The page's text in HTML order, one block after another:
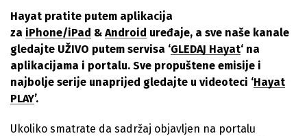
Hayat pratite putem aplikacija
za iPhone/iPad & Android uređaje, a sve naše kanale
gledajte UŽIVO putem servisa ‘GLEDAJ Hayat‘ na
aplikacijama i portalu. Sve propuštene emisije i
najbolje serije unaprijed gledajte u videoteci ‘Hayat
PLAY’.
Ukoliko smatrate da sadržaj objavljen na portalu